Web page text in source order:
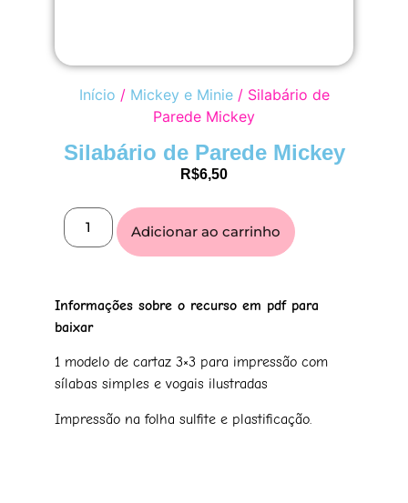
Início / Mickey e Minie/ Silabário de
Parede Mickey
Silabário de Parede Mickey
R$6,50
Adicionar ao carrinho
Informações sobre o recurso em pdfpara
baixar
1 modelo de cartaz 3×3 para impressão com
sílabas simples e vogais ilustradas
Impressão na folha sulfite e plastificação.